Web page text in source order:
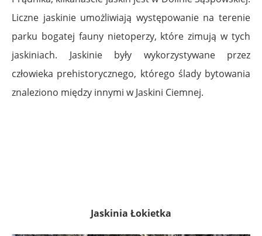
Liczne jaskinie umożliwiają występowanie na terenie
parku bogatej fauny nietoperzy, które zimują w tych
jaskiniach. Jaskinie były wykorzystywane przez
człowieka prehistorycznego, którego ślady bytowania
znaleziono między innymi w Jaskini Ciemnej.
Jaskinia Łokietka